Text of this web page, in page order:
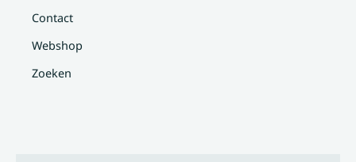
Contact
Webshop
Zoeken